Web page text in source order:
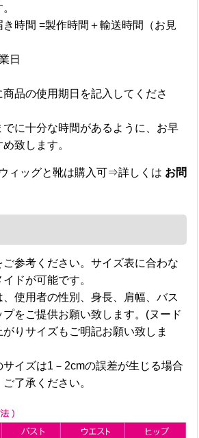
時間 =製作時間＋輸送時間（お見
日
品の使用期日を記入してくださ
に十分な時間があるように、お早
致します。
ィッグと靴は購入可⇒詳しくは お問
参考ください。サイズ表に合わな
ドが可能です。
使用者の性別、身長、肩幅、バス
プをご提供お願い致します。(ヌード
りサイズもご明記お願い致しま
イズは1－2cmの誤差が生じる場合
了承ください。